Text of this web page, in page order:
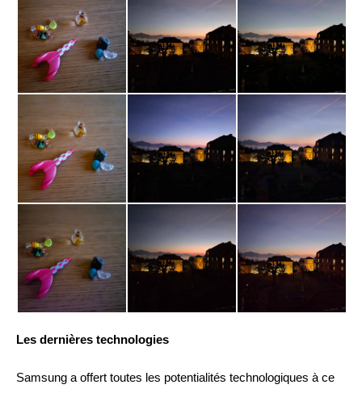
Les dernières technologies
Samsung a offert toutes les potentialités technologiques à ce